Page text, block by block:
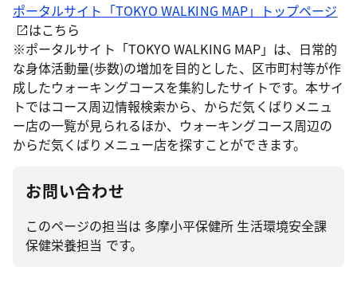
ポータルサイト「TOKYO WALKING MAP」トップページ
はこちら
※ポータルサイト「TOKYO WALKING MAP」は、日常的
な身体活動量(歩数)の増加を目的とした、区市町村等が作
成したウォーキングコースを集約したサイトです。本サイ
トではコース周辺情報検索から、からだ気くばりメニュ
ー店の一覧が見られるほか、ウォーキングコース周辺の
からだ気くばりメニュー店を探すことができます。
お問い合わせ
このページの担当は 多摩小平保健所 生活環境安全課
保健栄養担当 です。